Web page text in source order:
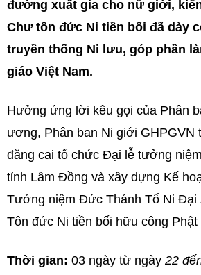
đường xuất gia cho nữ giới,
Chư tôn đức Ni tiền bối đã dày
truyền thống Ni lưu, góp phần
giáo Việt Nam.
Hưởng ứng lời kêu gọi của Phân
ương, Phân ban Ni giới GHPGVN
đăng cai tổ chức Đại lễ tưởng
tỉnh Lâm Đồng và xây dựng Kế
Tưởng niệm Đức Thánh Tổ Ni Đại
Tôn đức Ni tiền bối hữu công Phật
Thời gian: 03 ngày từ ngày 22